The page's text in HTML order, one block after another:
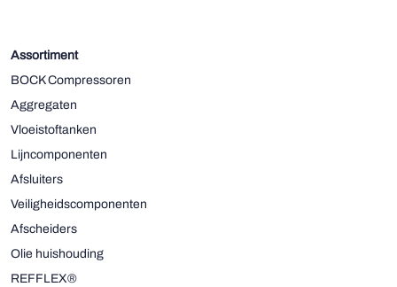
Assortiment
BOCK Compressoren
Aggregaten
Vloeistoftanken
Lijncomponenten
Afsluiters
Veiligheidscomponenten
Afscheiders
Olie huishouding
REFFLEX®